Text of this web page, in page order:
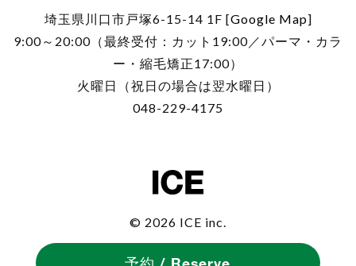
埼玉県川口市戸塚6-15-14 1F [Google Map]
9:00～20:00（最終受付：カット19:00／パーマ・カラ
ー・縮毛矯正17:00）
火曜日（祝日の場合は翌水曜日）
048-229-4175
© 2026 ICE inc.